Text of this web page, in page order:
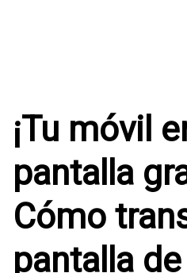
¡Tu móvil
pantalla
Cómo
pantalla